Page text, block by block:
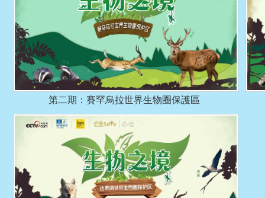
第二期：賽罕烏拉世界生物圈保護區